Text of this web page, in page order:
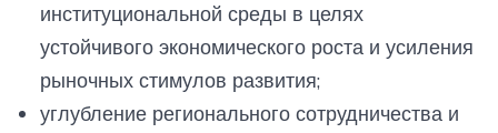
институциональной среды в целях
устойчивого экономического роста и усиления
рыночных стимулов развития;
углубление регионального сотрудничества и